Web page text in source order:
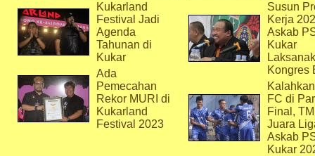
Kukarland
Festival Jadi
Agenda
Tahunan di
Kukar
Ada
Pemecahan
Rekor MURI di
Kukarland
Festival 2023
Susun
Kerja
Askab
Kukar
Kongres
FC di
Final,
Juara
Askab
Kukar